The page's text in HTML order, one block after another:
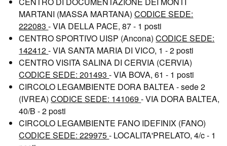
MARTANI (MASSA MARTANA)CODICE SEDE:
222083- VIA DELLA PACE, 87 - 1 posti
CENTRO SPORTIVO UISP (Ancona)CODICE SEDE:
142412- VIA SANTA MARIA DI VICO, 1 - 2 posti
CENTRO VISITA SALINA DI CERVIA (CERVIA)
CODICE SEDE: 201493- VIA BOVA, 61 - 1 posti
CIRCOLO LEGAMBIENTE DORA BALTEA - sede 2
(IVREA)CODICE SEDE: 141069- VIA DORA BALTEA,
40/B - 2 posti
CIRCOLO LEGAMBIENTE FANO IDEFINIX (FANO)
CODICE SEDE: 229975- LOCALITA'PRELATO, 4/c - 1